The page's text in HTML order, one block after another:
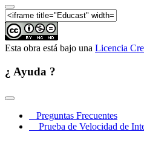
Esta obra está bajo una Licencia
¿ Ayuda ?
Preguntas Frecuentes
Prueba de Velocidad de